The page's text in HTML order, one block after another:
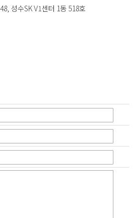
성수SK V1센터 1동 518호